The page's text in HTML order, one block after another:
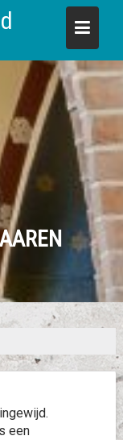
een